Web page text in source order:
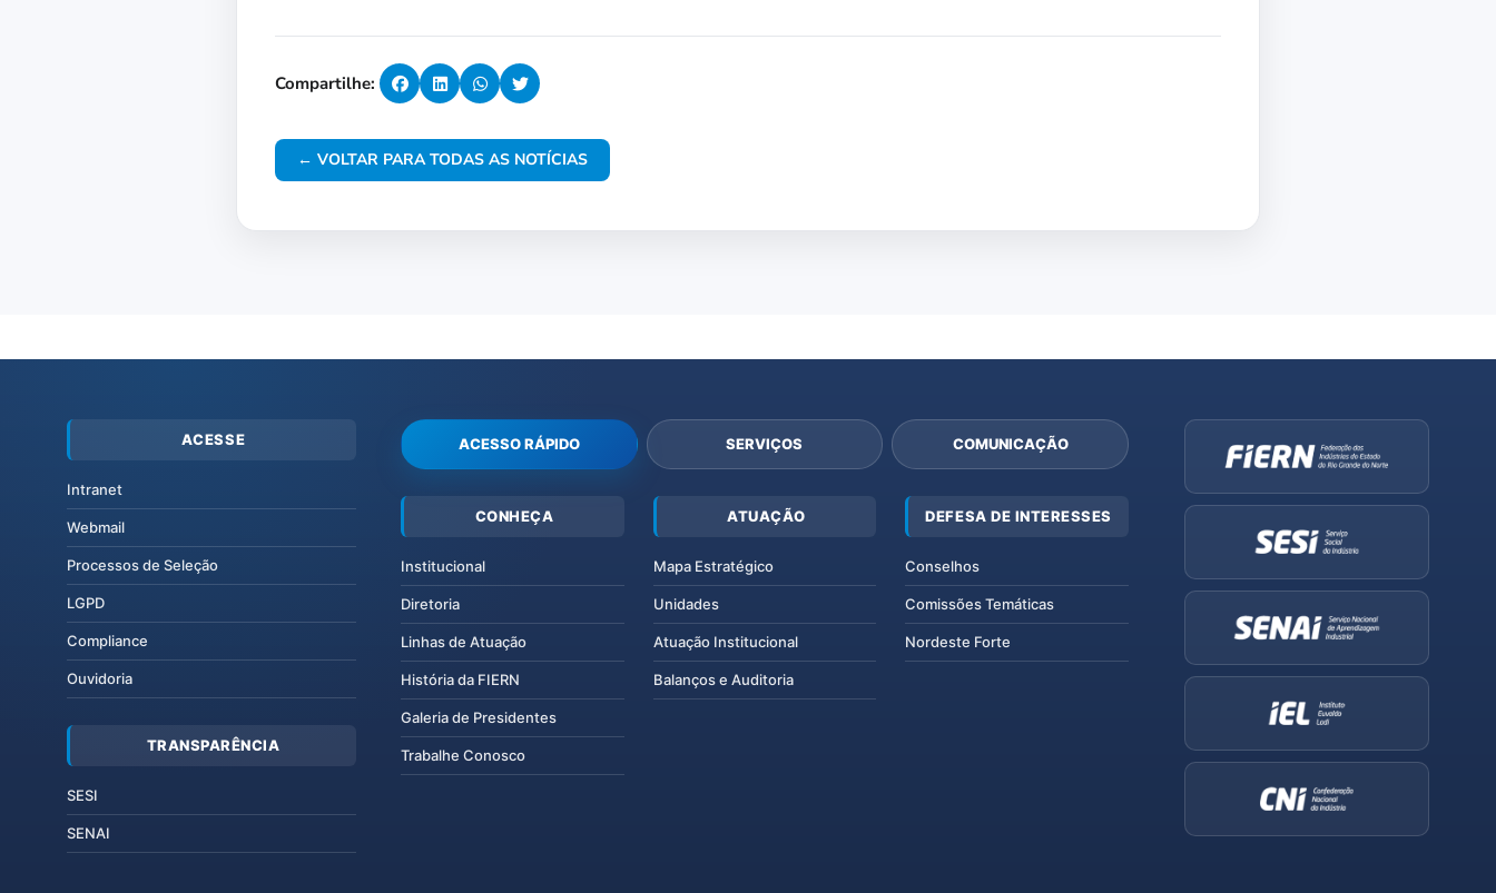
Compartilhe:
← VOLTAR PARA TODAS AS NOTÍCIAS
ACESSE
Intranet
Webmail
Processos de Seleção
LGPD
Compliance
Ouvidoria
TRANSPARÊNCIA
SESI
SENAI
ACESSO RÁPIDO SERVIÇOS COMUNICAÇÃO
CONHEÇA
Institucional
Diretoria
Linhas de Atuação
História da FIERN
Galeria de Presidentes
Trabalhe Conosco
ATUAÇÃO
Mapa Estratégico
Unidades
Atuação Institucional
Balanços e Auditoria
DEFESA DE INTERESSES
Conselhos
Comissões Temáticas
Nordeste Forte